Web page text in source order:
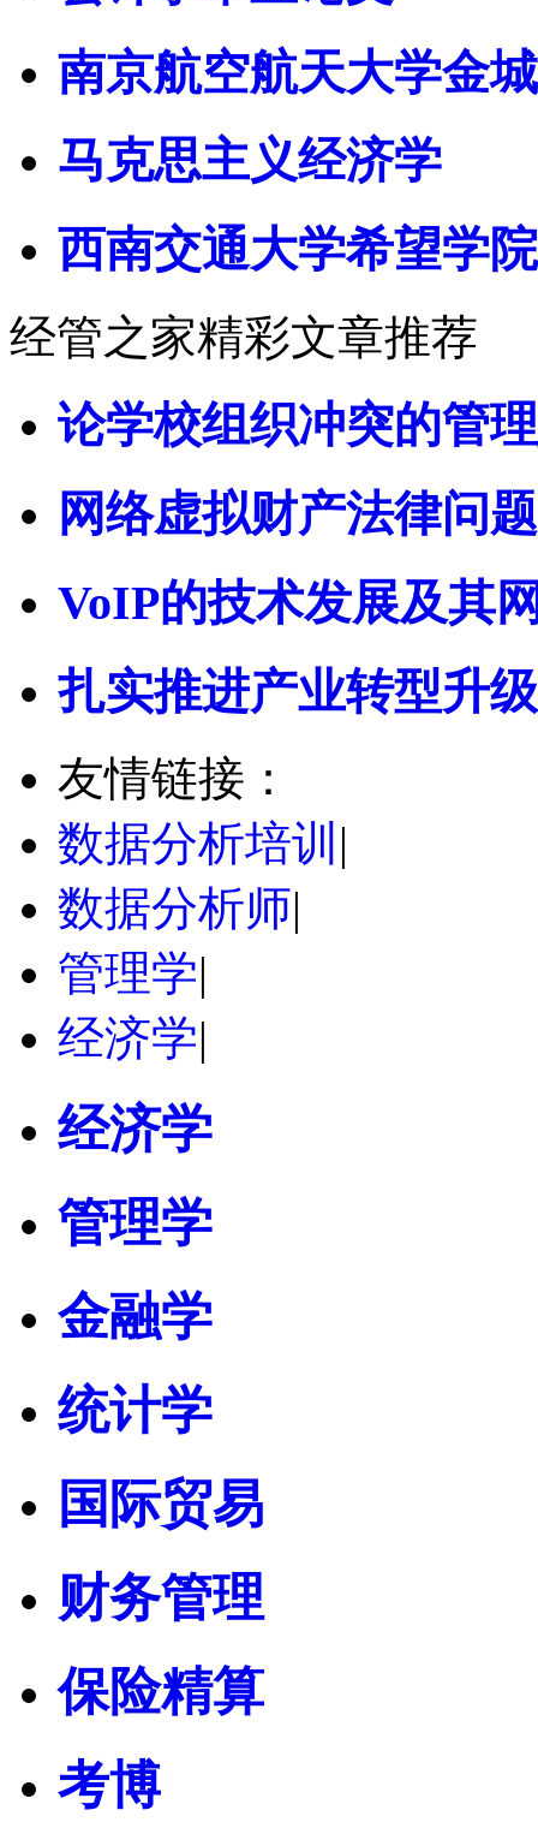
南京航空航天大学金
马克思主义经济学
西南交通大学希望学院
经管之家精彩文章推荐
论学校组织冲突的管
网络虚拟财产法律问
VoIP的技术发展及其
扎实推进产业转型升
友情链接：
数据分析培训 |
数据分析师|
管理学|
经济学|
经济学
管理学
金融学
统计学
国际贸易
财务管理
保险精算
考博